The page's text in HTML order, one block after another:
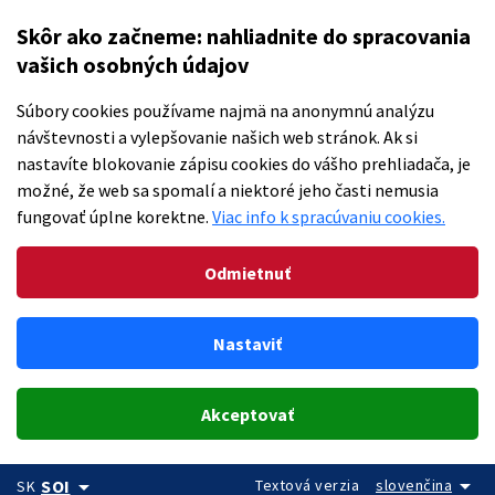
Skôr ako začneme: nahliadnite do spracovania
vašich osobných údajov
Súbory cookies používame najmä na anonymnú analýzu
návštevnosti a vylepšovanie našich web stránok. Ak si
nastavíte blokovanie zápisu cookies do vášho prehliadača, je
možné, že web sa spomalí a niektoré jeho časti nemusia
fungovať úplne korektne. Viac info k spracúvaniu cookies.
Odmietnuť
Nastaviť
Akceptovať
SK SOIarrow_drop_down Textová verzia slovenčina arrow_drop_down